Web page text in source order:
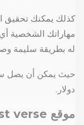
كذلك يمكنك تحقيق
مهاراتك الشخصية
له بطريقة سليمة
حيث يمكن أن يصل
دولار.
موقع verse